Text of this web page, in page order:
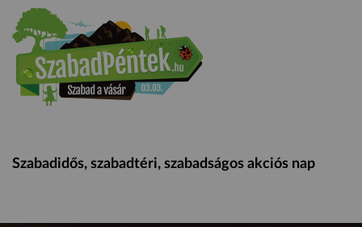
Szabadidős, szabadtéri, szabadságos akciós nap